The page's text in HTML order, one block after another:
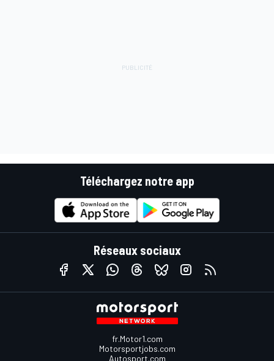
Téléchargez notre app
Réseaux sociaux
fr.Motor1.com
Motorsportjobs.com
Autosport.com